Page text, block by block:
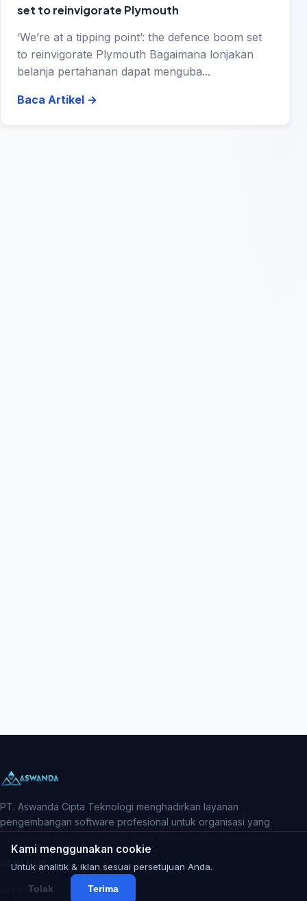
set to reinvigorate Plymouth
‘We’re at a tipping point’: the defence boom set
to reinvigorate Plymouth Bagaimana lonjakan
belanja pertahanan dapat menguba...
Baca Artikel →
PT. Aswanda Cipta Teknologi menghadirkan layanan
pengembangan software profesional untuk organisasi yang
BERANDA
Beranda
Kami menggunakan cookie
Untuk analitik & iklan sesuai persetujuan Anda.
Tolak
Terima